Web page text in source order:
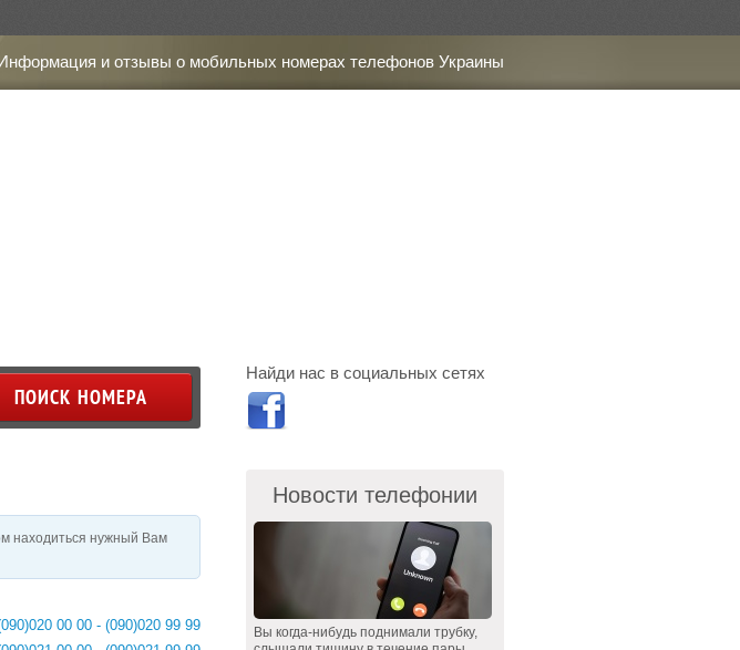
и отзывы о мобильных номерах телефонов Украины
находиться нужный Вам
00 00 - (090)020 99 99
Найди нас в социальных сетях
Новости телефонии
Вы когда-нибудь поднимали трубку,